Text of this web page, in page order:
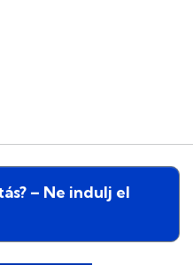
– Ne indulj el